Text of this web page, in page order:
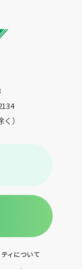
）
ィについて